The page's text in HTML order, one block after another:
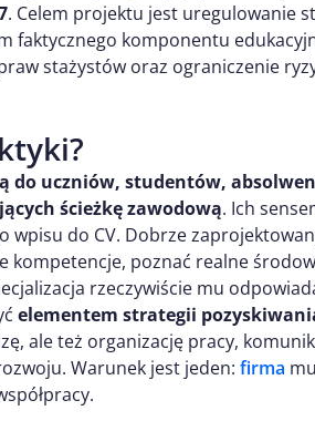
. Celem projektu jest uregulowanie
faktycznego komponentu
stażystów oraz ograniczenie
do uczniów, studentów,
ścieżkę zawodową. Ich
wpisu do CV. Dobrze
kompetencje, poznać realne
rzeczywiście mu
elementem strategii
ale też organizację pracy,
Warunek jest jeden: firma